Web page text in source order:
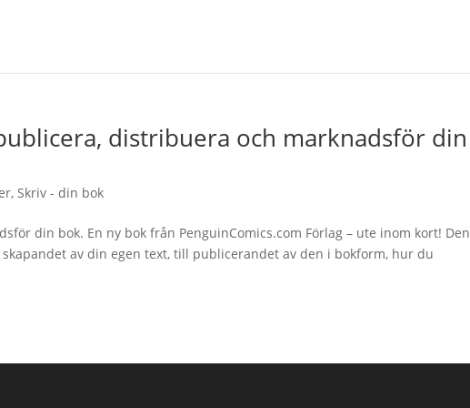
distribuera och marknadsför din
,Skriv - din bok
din bok. En ny bok från PenguinComics.com Förlag – ute inom kort! Den
av din egen text, till publicerandet av den i bokform, hur du